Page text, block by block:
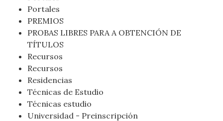
Portales
PREMIOS
PROBAS LIBRES PARA A OBTENCIÓN DE
TÍTULOS
Recursos
Recursos
Residencias
Técnicas de Estudio
Técnicas estudio
Universidad - Preinscripción